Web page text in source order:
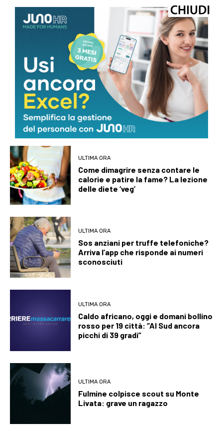
ULTIMI ARTICOLI
IMMEDIAPRESS
Eightco Holdings (NASDAQ: ORBS)
rende noto un portafoglio
complessivo di circa 378 milioni di
dollari, che comprende OpenAI,
Beast Industries, oltre 16.000 ETH
e...
ULTIMA ORA
Come dimagrire senza contare le
calorie e patire la fame? La lezione
delle diete ‘veg’
ULTIMA ORA
Sos anziani per truffe telefoniche?
Arriva l’app che risponde ai numeri
sconosciuti
ULTIMA ORA
Caldo africano, oggi e domani bollino
rosso per 19 città: “Al Sud ancora
picchi di 39 gradi”
ULTIMA ORA
Fulmine colpisce scout su Monte
Livata: grave un ragazzo